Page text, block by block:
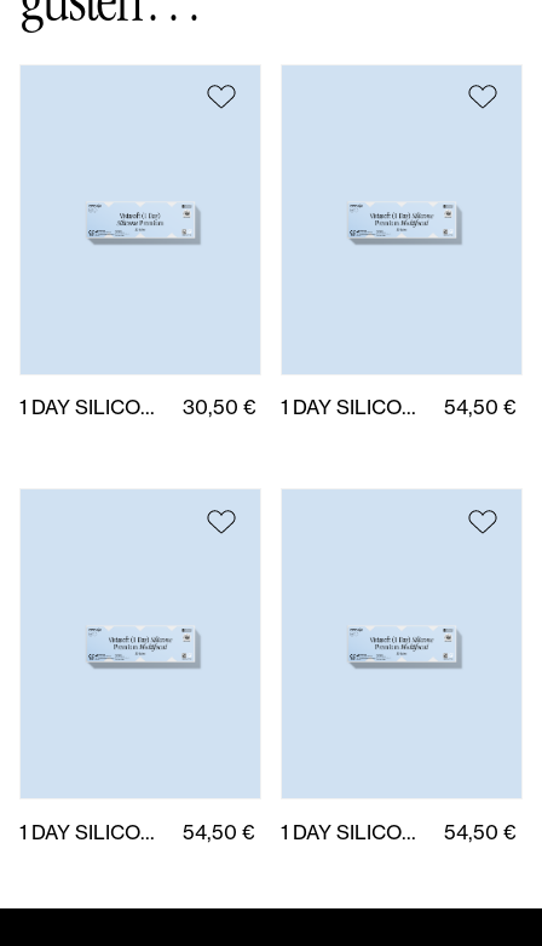
1 DAY SILICONE PREMIUM 30 uds. 30,50 € 1 DAY SILICONE MULTIFOCAL PREMIUM (M) 30 uds. 54,50 €
1 DAY SILICONE MULTIFOCAL PREMIUM (L) 30 uds.) 54,50 € 1 DAY SILICONE MULTIFOCAL PREMIUM (H) 30 uds. 54,50 €